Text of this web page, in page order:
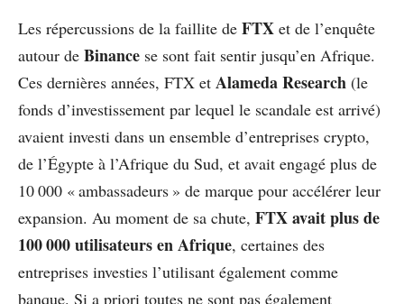
Les répercussions de la faillite de FTX et de l’enquête
autour de Binance se sont fait sentir jusqu’en Afrique.
Ces dernières années, FTX et Alameda Research (le
fonds d’investissement par lequel le scandale est arrivé)
avaient investi dans un ensemble d’entreprises crypto,
de l’Égypte à l’Afrique du Sud, et avait engagé plus de
10 000 « ambassadeurs » de marque pour accélérer leur
expansion. Au moment de sa chute, FTX avait plus de
100 000 utilisateurs en Afrique, certaines des
entreprises investies l’utilisant également comme
banque. Si a priori toutes ne sont pas également